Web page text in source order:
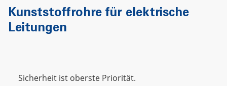
Kunststoffrohre für elektrische
Leitungen
Sicherheit ist oberste Priorität.